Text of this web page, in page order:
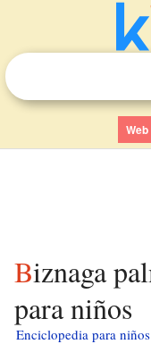
Web
Biznaga palmilla de San Pedro
para niños
Enciclopedia para niños